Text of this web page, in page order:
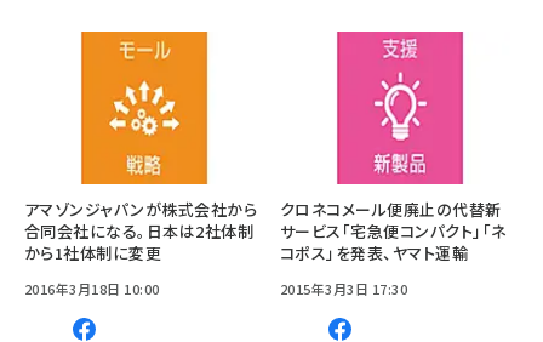
アマゾンジャパンが株式会社から
合同会社になる。日本は2社体制
から1社体制に変更
2016年3月18日 10:00
クロネコメール便廃止の代替新
サービス「宅急便コンパクト」「ネ
コポス」を発表、ヤマト運輸
2015年3月3日 17:30